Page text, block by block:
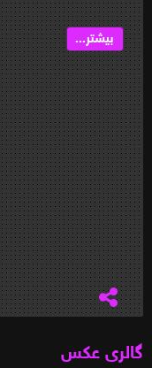
بیشتر...
گالری عکس